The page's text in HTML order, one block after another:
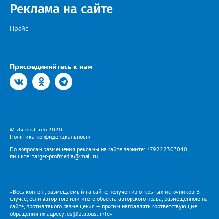
Когда будет восстановлена подача воды в дом №88 в
комментарии не уточняется.
Реклама на сайте
Прайс
Присоединяйтесь к нам
© zlatoust.info 2020
Политика конфиденциальности
По вопросам размещения рекламы на сайте звоните: +79222307040,
пишите: target-profmedia@mail.ru
«Весь контент, размещаемый на сайте, получен из открытых источников. В
случае, если автор того или иного объекта авторского права, размещенного на
сайте, против такого размещения — просим направлять соответствующие
обращения по адресу: es@zlatoust.info»